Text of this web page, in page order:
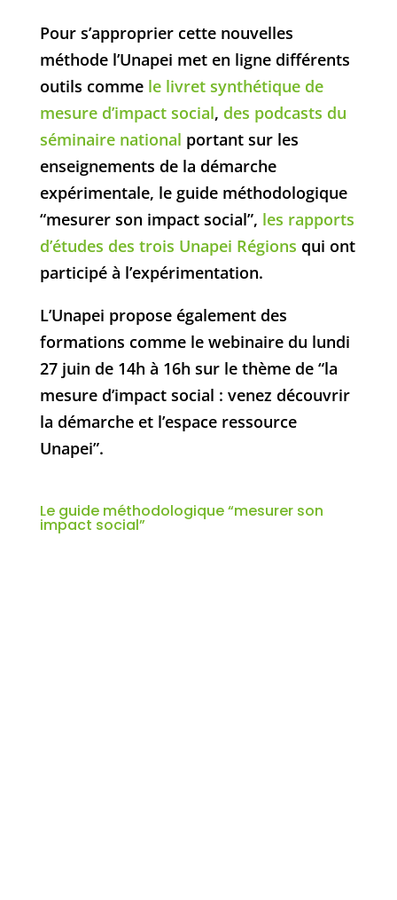
Pour s’approprier cette nouvelles
méthode l’Unapei met en ligne différents
outils comme le livret synthétique de
mesure d’impact social, des podcasts du
séminaire national portant sur les
enseignements de la démarche
expérimentale, le guide méthodologique
“mesurer son impact social”, les rapports
d’études des trois Unapei Régions qui ont
participé à l’expérimentation.
L’Unapei propose également des
formations comme le webinaire du lundi
27 juin de 14h à 16h sur le thème de “la
mesure d’impact social : venez découvrir
la démarche et l’espace ressource
Unapei”.
Le guide méthodologique “mesurer son
impact social”